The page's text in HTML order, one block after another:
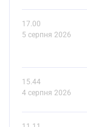
17.00
5 серпня 2026
15.44
4 серпня 2026